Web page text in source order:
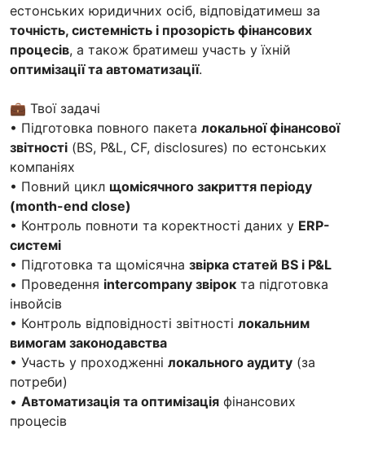
естонських юридичних осіб, відповідатимеш за
точність, системність і прозорість фінансових
процесів, а також братимеш участь у їхній
оптимізації та автоматизації.
💼 Твої задачі
• Підготовка повного пакета локальної фінансової
звітності (BS, P&L, CF, disclosures) по естонських
компаніях
• Повний цикл щомісячного закриття періоду
(month-end close)
• Контроль повноти та коректності даних у ERP-
системі
• Підготовка та щомісячна звірка статей BS і P&L
• Проведення intercompany звірок та підготовка
інвойсів
• Контроль відповідності звітності локальним
вимогам законодавства
• Участь у проходженні локального аудиту (за
потреби)
• Автоматизація та оптимізація фінансових
процесів